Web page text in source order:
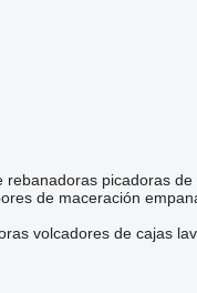
rebanadoras picadoras de
de maceración
volcadores de cajas